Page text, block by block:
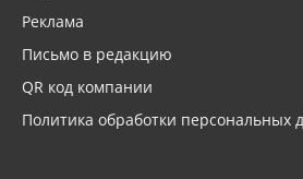
Реклама
Письмо в редакцию
QR код компании
Политика обработки персональных